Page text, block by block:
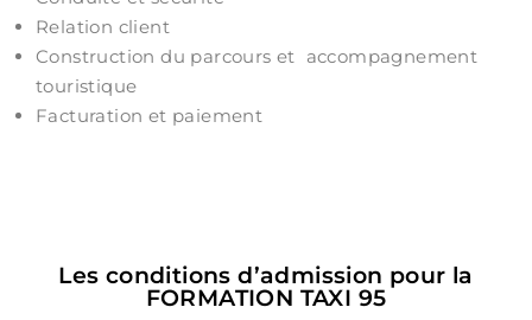
Relation client
Construction du parcours et accompagnement
touristique
Facturation et paiement
Les conditions d’admission pour la
FORMATION TAXI 95